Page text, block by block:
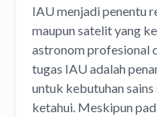
IAU menjadi penentu
maupun satelit yang
astronom profesional
tugas IAU adalah
untuk kebutuhan
ketahui. Meskipun